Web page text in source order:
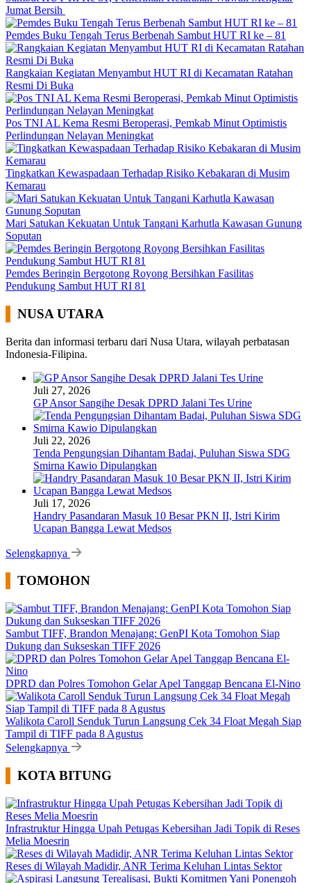
Jumat Bersih
Pemdes Buku Tengah Terus Berbenah Sambut HUT RI ke – 81
Rangkaian Kegiatan Menyambut HUT RI di Kecamatan Ratahan
Resmi Di Buka
Pos TNI AL Kema Resmi Beroperasi, Pemkab Minut Optimistis
Perlindungan Nelayan Meningkat
Tingkatkan Kewaspadaan Terhadap Risiko Kebakaran di Musim
Kemarau
Mari Satukan Kekuatan Untuk Tangani Karhutla Kawasan Gunung
Soputan
Pemdes Beringin Bergotong Royong Bersihkan Fasilitas
Pendukung Sambut HUT RI 81
NUSA UTARA
Berita dan informasi terbaru dari Nusa Utara, wilayah perbatasan
Indonesia-Filipina.
Juli 27, 2026
GP Ansor Sangihe Desak DPRD Jalani Tes Urine
Juli 22, 2026
Tenda Pengungsian Dihantam Badai, Puluhan Siswa SDG
Smirna Kawio Dipulangkan
Juli 17, 2026
Handry Pasandaran Masuk 10 Besar PKN II, Istri Kirim
Ucapan Bangga Lewat Medsos
Selengkapnya
TOMOHON
Sambut TIFF, Brandon Menajang: ​GenPI Kota Tomohon Siap
Dukung dan Sukseskan TIFF 2026
DPRD dan Polres Tomohon Gelar Apel Tanggap Bencana El-Nino
Walikota Caroll Senduk Turun Langsung Cek 34 Float Megah Siap
Tampil di TIFF pada 8 Agustus
Selengkapnya
KOTA BITUNG
Infrastruktur Hingga Upah Petugas Kebersihan Jadi Topik di Reses
Melia Moesrin
Reses di Wilayah Madidir, ANR Terima Keluhan Lintas Sektor